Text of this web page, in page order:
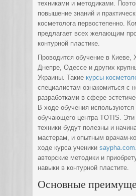
техниками и методиками.
повышение знаний и
косметолога первостепенно.
предлагает всех желающим
контурной пластике.
Проводится обучение в Киеве,
Днепре, Одессе и других
Украины. Такие курсы
специалистам ознакомиться с
разработками в сфере
В ходе обучения
обучающего центра TOTIS.
техники будут полезны и
мастерам, и опытным врачам-
ходе курса ученики
авторские методики и
навыки в контурной пластите.
Основные